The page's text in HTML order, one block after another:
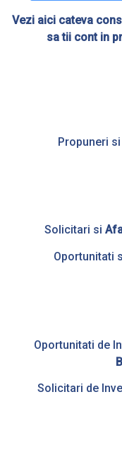
Vezi aici cateva
sa tii cont in
Propuneri
Solicitari si
Oportunitati
Oportunitati de
Solicitari de